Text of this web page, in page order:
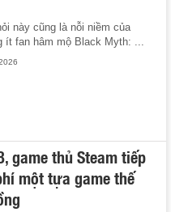
này cũng là nỗi niềm của
ít fan hâm mộ Black Myth: ...
game thủ Steam tiếp
một tựa game thế